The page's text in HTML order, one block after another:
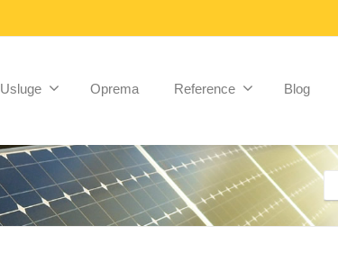
Usluge Oprema Reference Blog